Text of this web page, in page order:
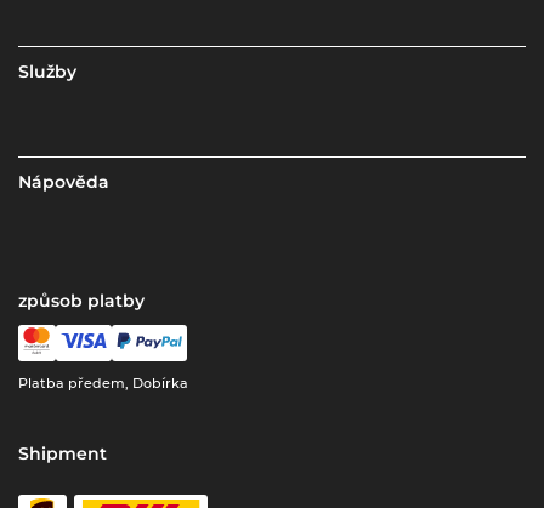
Služby
Nápověda
způsob platby
Platba předem, Dobírka
Shipment